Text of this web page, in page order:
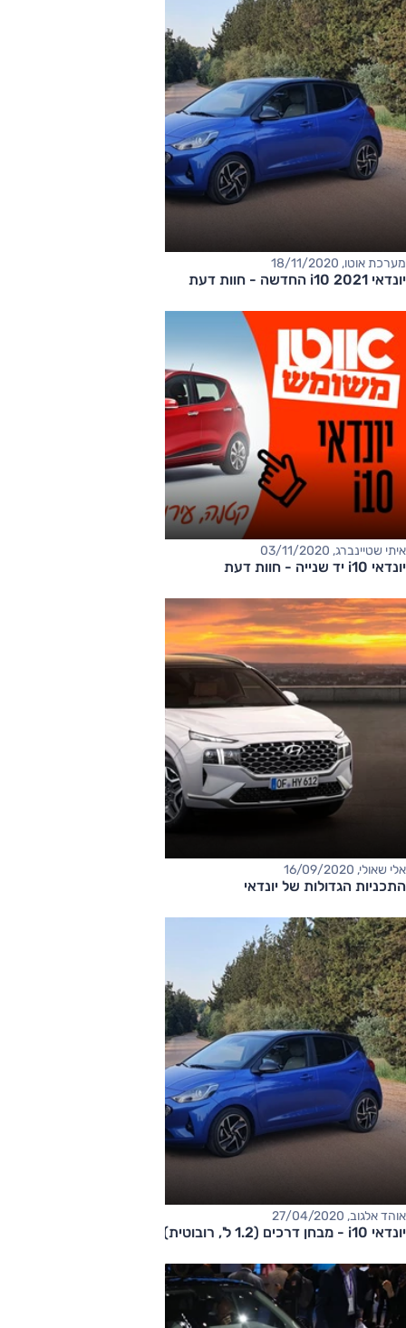
מערכת אוטו, 18/11/2020
יונדאי i10 2021 החדשה - חוות דעת
איתי שטיינברג, 03/11/2020
יונדאי i10 יד שנייה - חוות דעת
אלי שאולי, 16/09/2020
התכניות הגדולות של יונדאי
אוהד אלגוב, 27/04/2020
יונדאי i10 - מבחן דרכים (1.2 ל', רובוטית)